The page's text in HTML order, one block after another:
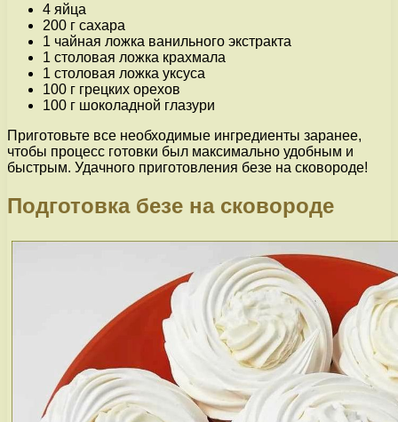
4 яйца
200 г сахара
1 чайная ложка ванильного экстракта
1 столовая ложка крахмала
1 столовая ложка уксуса
100 г грецких орехов
100 г шоколадной глазури
Приготовьте все необходимые ингредиенты заранее,
чтобы процесс готовки был максимально удобным и
быстрым. Удачного приготовления безе на сковороде!
Подготовка безе на сковороде